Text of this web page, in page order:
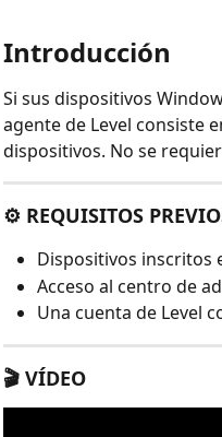
Introducción
Si sus dispositivos
agente de Level consiste
dispositivos. No se
⚙️ REQUISITOS
Dispositivos
Acceso al centro de
Una cuenta de Level
🎬 VÍDEO